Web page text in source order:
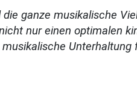
ganze musikalische
nur einen optimalen